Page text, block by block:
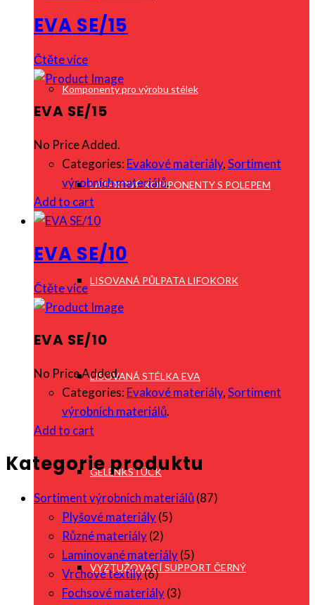
Komponenty pro výrobu stélek
LATEXOVÉ KOMPONENTY S POLEPEM
LISOVANÁ PŮLPATA LIFOKORK
LISOVANÁ STÉLKA EVA
GELENKSTÜCK
VYZTUŽOVACÍ SUPPORT ČERNÝ
EVA SE/15
Čtěte více
EVA SE/15
No Price Added.
Categories:Evakové materiály,Sortiment
výrobních materiálů.
Add to cart
EVA SE/10
Čtěte více
EVA SE/10
No Price Added.
Categories:Evakové materiály,Sortiment
výrobních materiálů.
Add to cart
Kategorie produktu
Sortiment výrobních materiálů(87)
Plyšové materiály(5)
Různé materiály(2)
Laminované materiály(5)
Vrchové textily(6)
Fochsové materiály(3)